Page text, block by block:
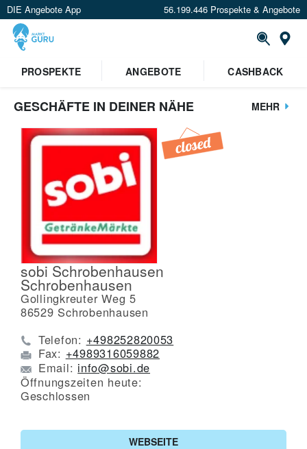
DIE Angebote App 56.199.446 Prospekte & Angebote
PROSPEKTE
ANGEBOTE CASHBACK
GESCHÄFTE IN DEINER NÄHE MEHR
sobi Schrobenhausen
Schrobenhausen
Gollingkreuter Weg 5
86529 Schrobenhausen
Telefon: +498252820053
Fax: +4989316059882
Email: info@sobi.de
Öffnungszeiten heute:
Geschlossen
WEBSEITE